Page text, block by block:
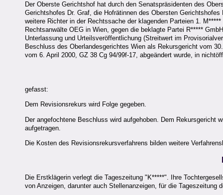
Der Oberste Gerichtshof hat durch den Senatspräsidenten des
Gerichtshofes Dr. Graf, die Hofrätinnen des Obersten
weitere Richter in der Rechtssache der klagenden Parteien 1.
Rechtsanwälte OEG in Wien, gegen die beklagte Partei R*****
Unterlassung und Urteilsveröffentlichung (Streitwert im
Beschluss des Oberlandesgerichtes Wien als Rekursgericht vom
vom 6. April 2000, GZ 38 Cg 94/99f-17, abgeändert wurde, in
gefasst:
Dem Revisionsrekurs wird Folge gegeben.
Der angefochtene Beschluss wird aufgehoben. Dem Rekursgericht
aufgetragen.
Die Kosten des Revisionsrekursverfahrens bilden weitere
Die Erstklägerin verlegt die Tageszeitung "K*****". Ihre
von Anzeigen, darunter auch Stellenanzeigen, für die Tageszeitung